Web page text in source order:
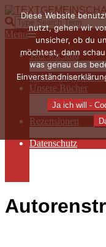
Skip
to
content
Search
Primary
Navigation
Menu
Menu
Wer wir sind
Die
Sieben Fragen
Unsere Bücher
Rezensionen
Datenschutz
Diese Website
nutzt, gehen wir
unsicher, ob du
möchtest, dann
was genau das
Ja ich will -